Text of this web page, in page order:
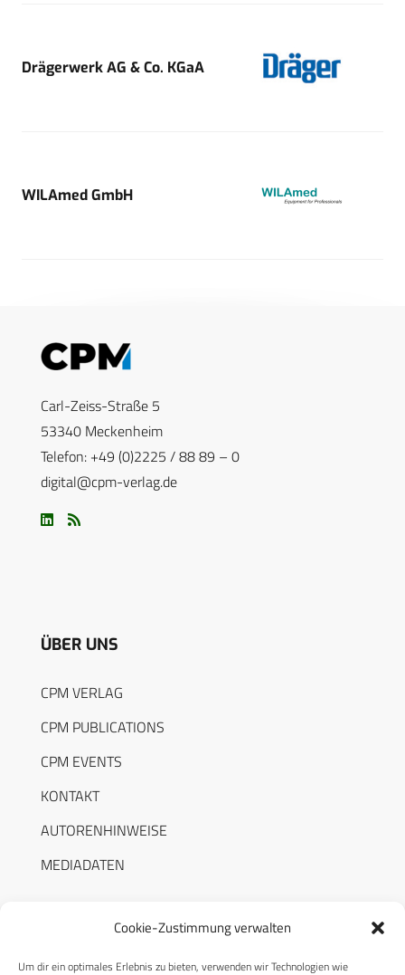
Cookie-Zustimmung verwalten
Um dir ein optimales Erlebnis zu bieten, verwenden wir Technologien wie
Drägerwerk AG & Co. KGaA
WILAmed GmbH
Carl-Zeiss-Straße 5
53340 Meckenheim
Telefon: +49 (0)2225 / 88 89 – 0
digital@cpm-verlag.de
ÜBER UNS
CPM VERLAG
CPM PUBLICATIONS
CPM EVENTS
KONTAKT
AUTORENHINWEISE
MEDIADATEN